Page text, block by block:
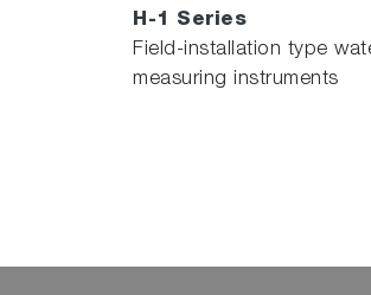
H-1 Series
Field-installation type
measuring instruments